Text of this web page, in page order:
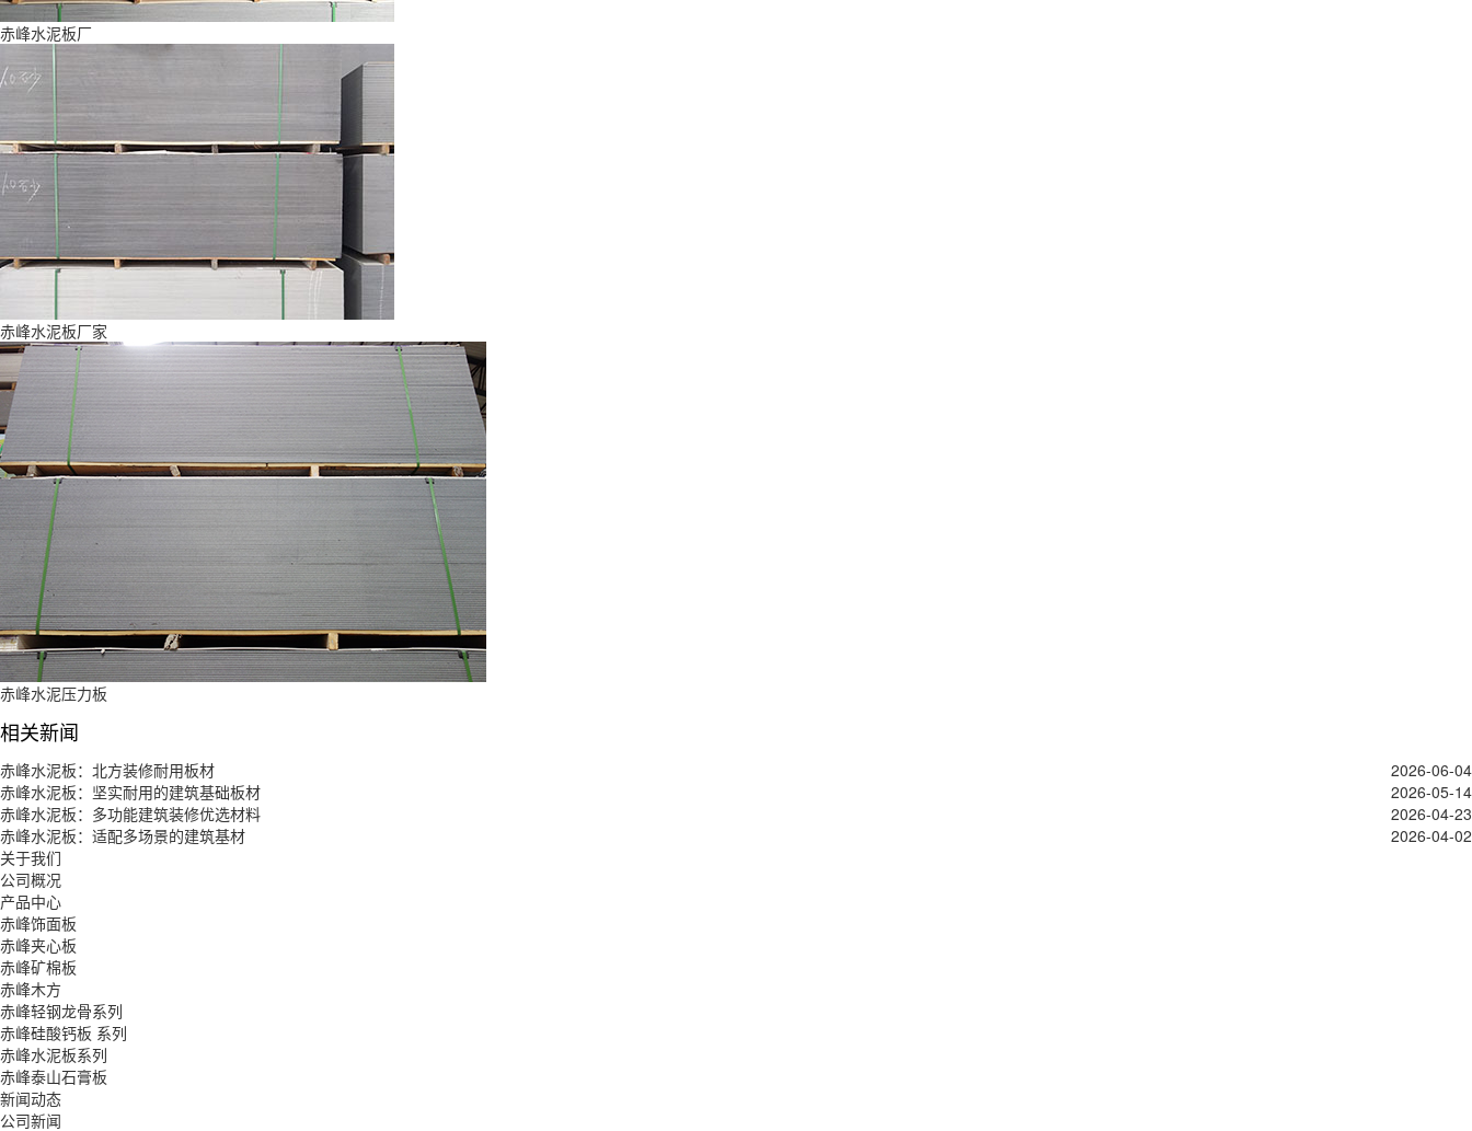
赤峰水泥板厂
赤峰水泥板厂家
赤峰水泥压力板
相关新闻
赤峰水泥板：北方装修耐用板材
2026-06-04
赤峰水泥板：坚实耐用的建筑基础板材
2026-05-14
赤峰水泥板：多功能建筑装修优选材料
2026-04-23
赤峰水泥板：适配多场景的建筑基材
2026-04-02
关于我们
公司概况
产品中心
赤峰饰面板
赤峰夹心板
赤峰矿棉板
赤峰木方
赤峰轻钢龙骨系列
赤峰硅酸钙板 系列
赤峰水泥板系列
赤峰泰山石膏板
新闻动态
公司新闻